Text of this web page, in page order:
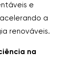
e
a
renováveis.
na